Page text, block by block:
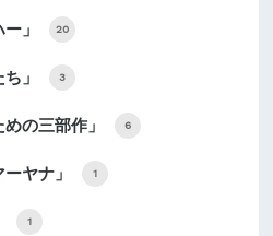
」 20
」 3
の三部作」 6
ヤナ」 1
1